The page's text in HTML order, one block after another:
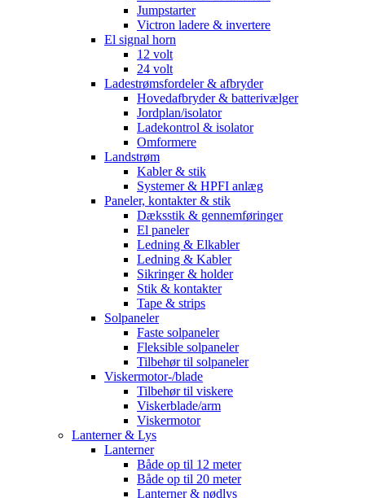
Jumpstarter
Victron ladere & invertere
El signal horn
12 volt
24 volt
Ladestrømsfordeler & afbryder
Hovedafbryder & batterivælger
Jordplan/isolator
Ladekontrol & isolator
Omformere
Landstrøm
Kabler & stik
Systemer & HPFI anlæg
Paneler, kontakter & stik
Dæksstik & gennemføringer
El paneler
Ledning & Elkabler
Ledning & Kabler
Sikringer & holder
Stik & kontakter
Tape & strips
Solpaneler
Faste solpaneler
Fleksible solpaneler
Tilbehør til solpaneler
Viskermotor-/blade
Tilbehør til viskere
Viskerblade/arm
Viskermotor
Lanterner & Lys
Lanterner
Både op til 12 meter
Både op til 20 meter
Lanterner & nødlys